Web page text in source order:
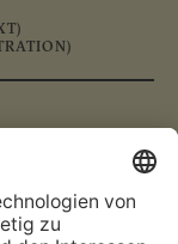
der
und Tradition